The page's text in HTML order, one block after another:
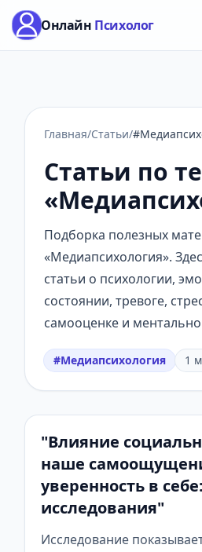
Онлайн Психолог
Главная/Статьи/
Статьи по
Подборка полезных
«Медиапсихология».
статьи о психологии,
состоянии, тревоге,
самооценке и
#Медиапсихология 1
"Влияние
наше
уверенность в
исследования"
Исследование